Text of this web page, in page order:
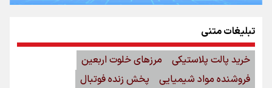
تبلیغات متنی
خرید پالت پلاستیکی
مرزهای خلوت اربعین
فروشنده مواد شیمیایی
پخش زنده فوتبال